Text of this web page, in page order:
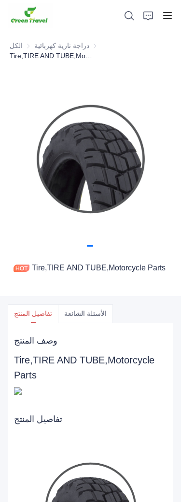
الكل دراجة نارية كهربائية دراجة نارية كهربائية
Tire,TIRE AND TUBE,Motorcycle Parts
تفاصيل المنتج الأسئلة الشائعة
وصف المنتج
Tire,TIRE AND TUBE,Motorcycle
Parts
تفاصيل المنتج
معلومات عنا
الأخبار وقضايا التعاون
قواعد التصنيع والعمليات